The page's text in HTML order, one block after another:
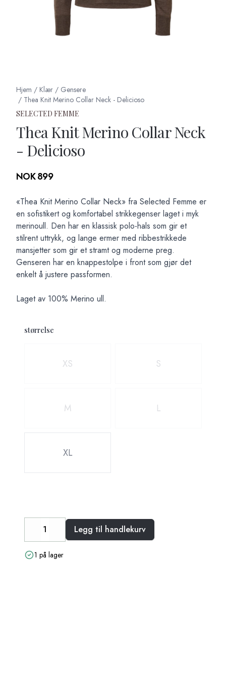
Hjem / Klær / Gensere
/ Thea Knit Merino Collar Neck - Delicioso
SELECTED FEMME
Thea Knit Merino Collar Neck
- Delicioso
Produktdetaljer
NOK 899
Description
«Thea Knit Merino Collar Neck» fra Selected Femme er
en sofistikert og komfortabel strikkegenser laget i myk
merinoull. Den har en klassisk polo-hals som gir et
stilrent uttrykk, og lange ermer med ribbestrikkede
mansjetter som gir et stramt og moderne preg.
Genseren har en knappestolpe i front som gjør det
enkelt å justere passformen.
Laget av 100% Merino ull.
størrelse
XS S
M L
XL
DecreaseIncreaseLegg til handlekurv
1 på lager